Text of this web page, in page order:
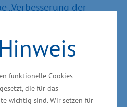
funktionelle Cookies
die für das
wichtig sind. Wir setzen für
„Verbesserung der
im Zeitraum 2023 bis
Anforderungen
Aufbau durch einen
und die